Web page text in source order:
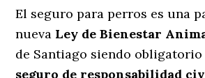
El seguro para perros es una
nueva Ley de Bienestar
de Santiago siendo
seguro de responsabilidad